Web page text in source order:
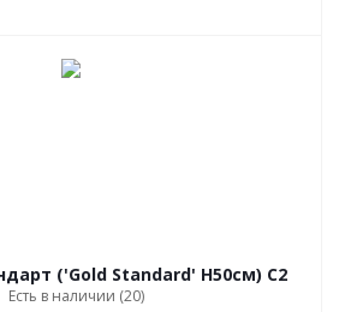
('Gold Standard' Н50см) С2
Есть в наличии (20)